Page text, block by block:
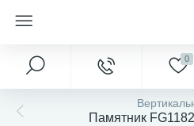
0
Памятник